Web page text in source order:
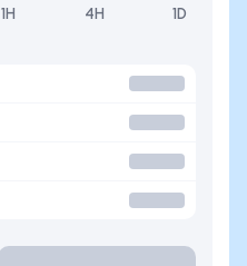
1H 4H 1D